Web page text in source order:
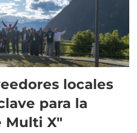
locales
para la
Multi X"